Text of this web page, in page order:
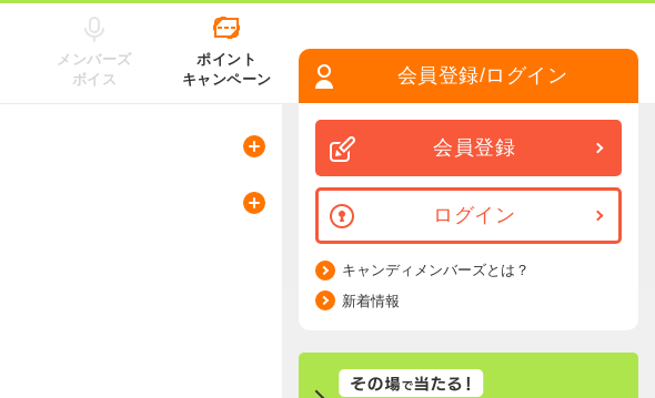
メンバーズ
ボイス
ポイント
キャンペーン
会員登録/ログイン
会員登録
ログイン
キャンディメンバーズとは？
新着情報